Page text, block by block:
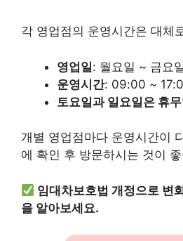
각 영업점의 운영시간은 대체
영업일: 월요일 ~ 금요
운영시간: 09:00 ~
토요일과 일요일은 휴
개별 영업점마다 운영시간이
에 확인 후 방문하시는 것이
임대차보호법 개정으로 변
을 알아보세요.